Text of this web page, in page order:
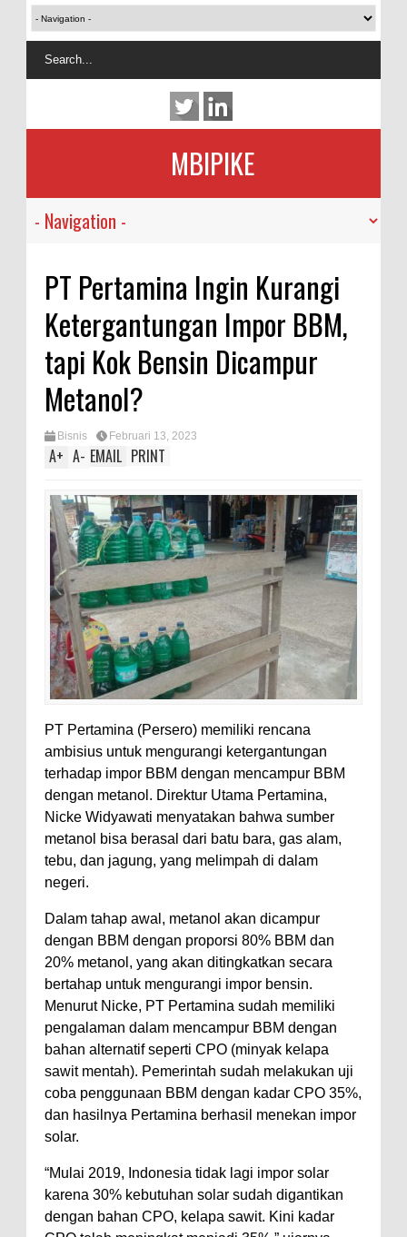
MBIPIKE
PT Pertamina Ingin Kurangi
Ketergantungan Impor BBM,
tapi Kok Bensin Dicampur
Metanol?
Bisnis Februari 13, 2023
A+ A- EMAIL PRINT
PT Pertamina (Persero) memiliki rencana
ambisius untuk mengurangi ketergantungan
terhadap impor BBM dengan mencampur BBM
dengan metanol. Direktur Utama Pertamina,
Nicke Widyawati menyatakan bahwa sumber
metanol bisa berasal dari batu bara, gas alam,
tebu, dan jagung, yang melimpah di dalam
negeri.
Dalam tahap awal, metanol akan dicampur
dengan BBM dengan proporsi 80% BBM dan
20% metanol, yang akan ditingkatkan secara
bertahap untuk mengurangi impor bensin.
Menurut Nicke, PT Pertamina sudah memiliki
pengalaman dalam mencampur BBM dengan
bahan alternatif seperti CPO (minyak kelapa
sawit mentah). Pemerintah sudah melakukan uji
coba penggunaan BBM dengan kadar CPO 35%,
dan hasilnya Pertamina berhasil menekan impor
solar.
“Mulai 2019, Indonesia tidak lagi impor solar
karena 30% kebutuhan solar sudah digantikan
dengan bahan CPO, kelapa sawit. Kini kadar